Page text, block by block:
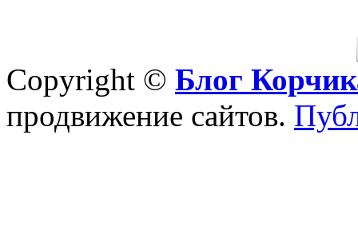
Copyright © Блог
продвижение сайтов.